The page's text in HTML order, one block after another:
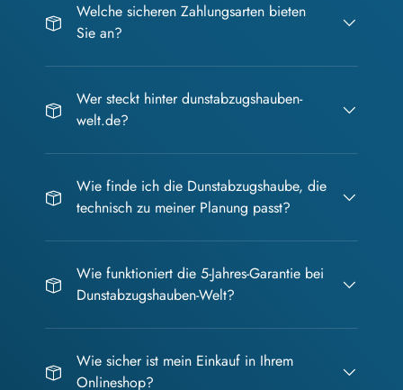
Welche sicheren Zahlungsarten bieten
Sie an?
Wer steckt hinter dunstabzugshauben-
welt.de?
Wie finde ich die Dunstabzugshaube, die
technisch zu meiner Planung passt?
Wie funktioniert die 5-Jahres-Garantie bei
Dunstabzugshauben-Welt?
Wie sicher ist mein Einkauf in Ihrem
Onlineshop?